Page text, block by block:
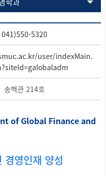
041)550-5320
user/indexMain.
송백관 214호
of Global Finance and
경영인재 양성